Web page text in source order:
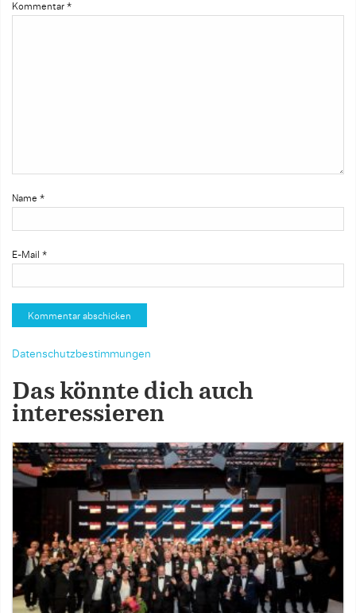
Kommentar *
Name *
E-Mail *
Datenschutzbestimmungen
Das könnte dich auch
interessieren